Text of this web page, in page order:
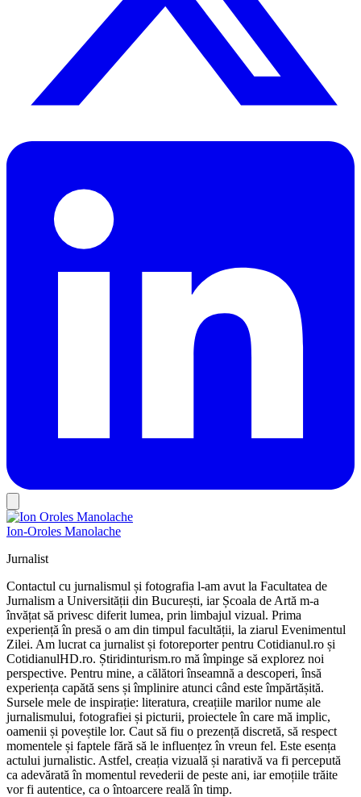
Ion-Oroles Manolache
Jurnalist
Contactul cu jurnalismul și fotografia l-am avut la Facultatea de
Jurnalism a Universității din București, iar Școala de Artă m-a
învățat să privesc diferit lumea, prin limbajul vizual. Prima
experiență în presă o am din timpul facultății, la ziarul Evenimentul
Zilei. Am lucrat ca jurnalist și fotoreporter pentru Cotidianul.ro și
CotidianulHD.ro. Știridinturism.ro mă împinge să explorez noi
perspective. Pentru mine, a călători înseamnă a descoperi, însă
experiența capătă sens și împlinire atunci când este împărtășită.
Sursele mele de inspirație: literatura, creațiile marilor nume ale
jurnalismului, fotografiei și picturii, proiectele în care mă implic,
oamenii și poveștile lor. Caut să fiu o prezență discretă, să respect
momentele și faptele fără să le influențez în vreun fel. Este esența
actului jurnalistic. Astfel, creația vizuală și narativă va fi percepută
ca adevărată în momentul revederii de peste ani, iar emoțiile trăite
vor fi autentice, ca o întoarcere reală în timp.